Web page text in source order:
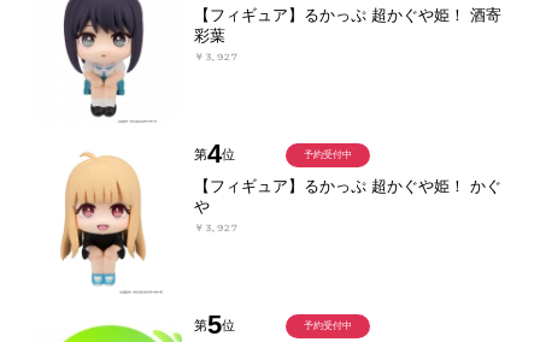
【フィギュア】るかっぷ 超かぐや姫！ 酒寄
彩葉
￥3,927
第4位
【フィギュア】るかっぷ 超かぐや姫！ かぐ
や
￥3,927
予約受付中
第5位 予約受付中